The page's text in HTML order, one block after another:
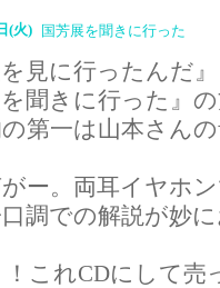
(火) 国芳展を聞きに行った
を見に行ったんだ
を聞きに行った』
第一は山本さん
ー。両耳イヤホ
調での解説が妙
これCDにして売